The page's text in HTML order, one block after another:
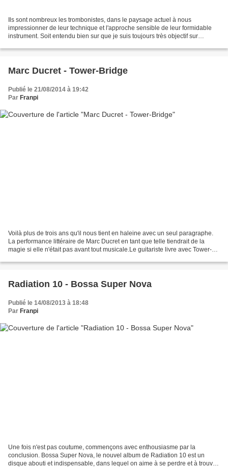
Ils sont nombreux les trombonistes, dans le paysage actuel à nous
impressionner de leur technique et l'approche sensible de leur formidable
instrument. Soit entendu bien sur que je suis toujours très objectif sur
Marc Ducret - Tower-Bridge
Publié le 21/08/2014 à 19:42
Par Franpi
Voilà plus de trois ans qu'il nous tient en haleine avec un seul paragraphe.
La performance littéraire de Marc Ducret en tant que telle tiendrait de la
magie si elle n'était pas avant tout musicale.Le guitariste livre avec Tower-
Radiation 10 - Bossa Super Nova
Publié le 14/08/2013 à 18:48
Par Franpi
Une fois n'est pas coutume, commençons avec enthousiasme par la
conclusion. Bossa Super Nova, le nouvel album de Radiation 10 est un
disque abouti et indispensable, dans lequel on aime à se perdre et à trouver